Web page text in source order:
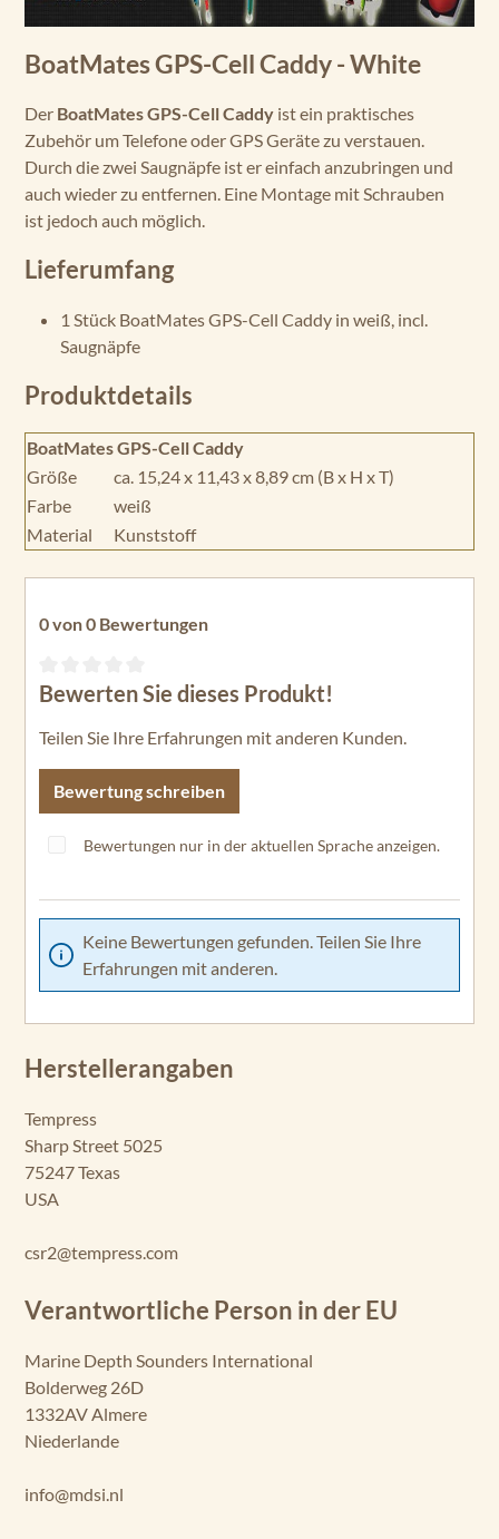
BoatMates GPS-Cell Caddy - White
Der BoatMates GPS-Cell Caddy ist ein praktisches
Zubehör um Telefone oder GPS Geräte zu verstauen.
Durch die zwei Saugnäpfe ist er einfach anzubringen und
auch wieder zu entfernen. Eine Montage mit Schrauben
ist jedoch auch möglich.
Lieferumfang
1 Stück BoatMates GPS-Cell Caddy in weiß, incl.
Saugnäpfe
Produktdetails
BoatMates GPS-Cell Caddy
Größe
ca. 15,24 x 11,43 x 8,89 cm (B x H x T)
Farbe
weiß
Material
Kunststoff
0 von 0 Bewertungen
Durchschnittliche Bewertung von 0 von 5 Sternen
Bewerten Sie dieses Produkt!
Teilen Sie Ihre Erfahrungen mit anderen Kunden.
Bewertung schreiben
Bewertungen nur in der aktuellen Sprache anzeigen.
Keine Bewertungen gefunden. Teilen Sie Ihre
Erfahrungen mit anderen.
Herstellerangaben
Tempress
Sharp Street 5025
75247 Texas
USA
csr2@tempress.com
Verantwortliche Person in der EU
Marine Depth Sounders International
Bolderweg 26D
1332AV Almere
Niederlande
info@mdsi.nl